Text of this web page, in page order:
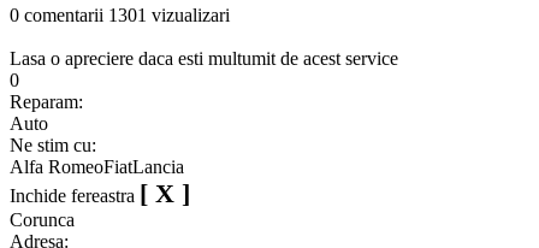
0 comentarii 1301 vizualizari
Lasa o apreciere daca esti multumit de acest service
0
Reparam:
Auto
Ne stim cu:
Alfa RomeoFiatLancia
Inchide fereastra [ X ]
Corunca
Adresa: